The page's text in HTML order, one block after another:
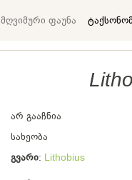
მღვიმური ფაუნა
არ გააჩნია
სახეობა
გვარი Lithobius